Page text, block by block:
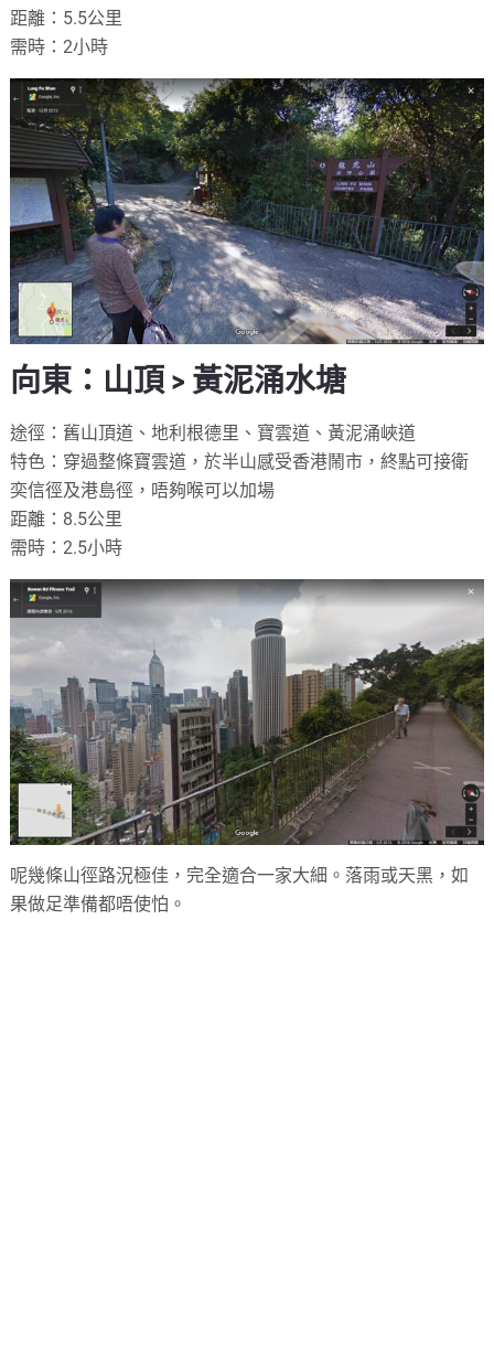
距離：5.5公里
需時：2小時
向東：山頂 > 黃泥涌水塘
途徑：舊山頂道、地利根德里、寶雲道、黃泥涌峽道
特色：穿過整條寶雲道，於半山感受香港鬧市，終點可接衛
奕信徑及港島徑，唔夠喉可以加場
距離：8.5公里
需時：2.5小時
呢幾條山徑路況極佳，完全適合一家大細。落雨或天黑，如
果做足準備都唔使怕。